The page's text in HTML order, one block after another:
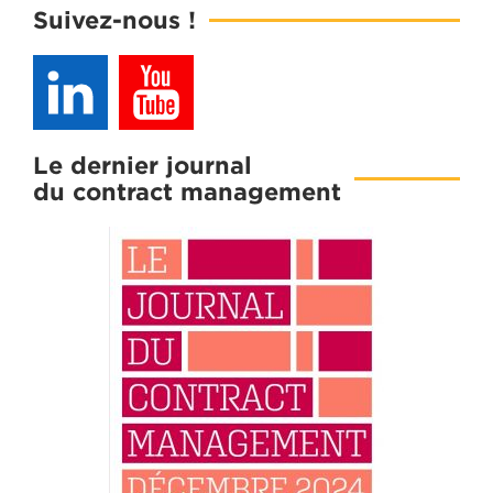
Suivez-nous !
Le dernier journal
du contract management